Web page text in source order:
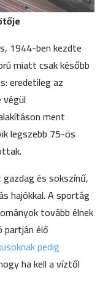
1944-ben kezdte
miatt csak később
eredetileg az
ment
legszebb 75-ös
és sokszínű,
hajókkal. A sportág
tovább élnek
partján élő
pedig
ha kell a víztől